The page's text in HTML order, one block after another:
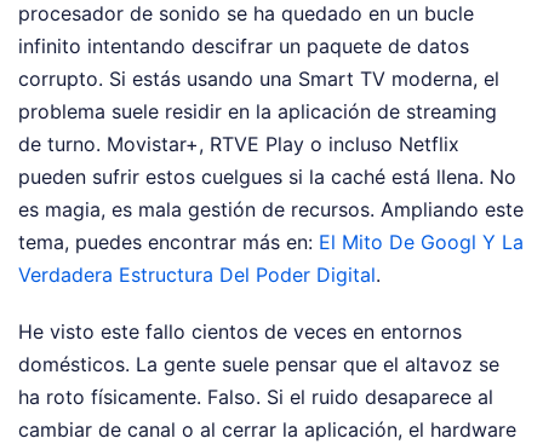
procesador de sonido se ha quedado en un bucle
infinito intentando descifrar un paquete de datos
corrupto. Si estás usando una Smart TV moderna, el
problema suele residir en la aplicación de streaming
de turno. Movistar+, RTVE Play o incluso Netflix
pueden sufrir estos cuelgues si la caché está llena. No
es magia, es mala gestión de recursos. Ampliando este
tema, puedes encontrar más en: El Mito De Googl Y La
Verdadera Estructura Del Poder Digital.
He visto este fallo cientos de veces en entornos
domésticos. La gente suele pensar que el altavoz se
ha roto físicamente. Falso. Si el ruido desaparece al
cambiar de canal o al cerrar la aplicación, el hardware